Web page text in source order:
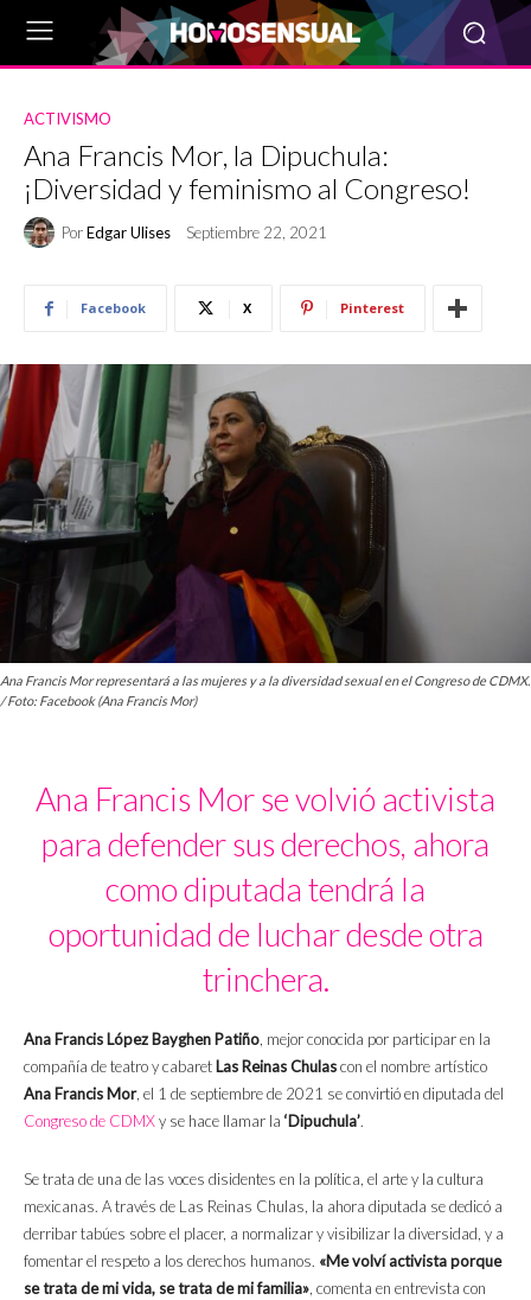
ACTIVISMO
Ana Francis Mor, la Dipuchula:
¡Diversidad y feminismo al Congreso!
PorEdgar Ulises Septiembre 22, 2021
Facebook X Pinterest
Ana Francis Mor representará a las mujeres y a la diversidad sexual en el Congreso de CDMX.
/ Foto: Facebook (Ana Francis Mor)
Ana Francis Mor se volvió activista
para defender sus derechos, ahora
como diputada tendrá la
oportunidad de luchar desde otra
trinchera.
Ana Francis López Bayghen Patiño, mejor conocida por participar en la
compañía de teatro y cabaret Las Reinas Chulascon el nombre artístico
Ana Francis Mor, el 1 de septiembre de 2021 se convirtió en diputada del
Congreso de CDMXy se hace llamar la ‘Dipuchula’.
Se trata de una de las voces disidentes en la política, el arte y la cultura
mexicanas. A través de Las Reinas Chulas, la ahora diputada se dedicó a
derribar tabúes sobre el placer, a normalizar y visibilizar la diversidad, y a
fomentar el respeto a los derechos humanos. «Me volví activista porque
se trata de mi vida, se trata de mi familia», comenta en entrevista con